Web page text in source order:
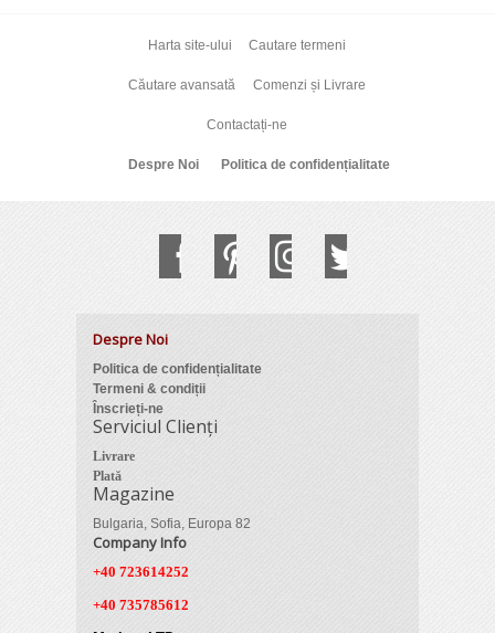
Harta site-ului Cautare termeni
Căutare avansată Comenzi și Livrare
Contactați-ne
Despre Noi Politica de confidențialitate
Despre Noi
Politica de confidențialitate
Termeni & condiții
Înscrieți-ne
Serviciul Clienți
Livrare
Plată
Magazine
Bulgaria, Sofia, Europa 82
Company Info
+40 723614252
+40 735785612